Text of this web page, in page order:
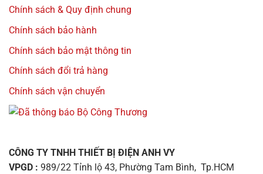
Chính sách & Quy định chung
Chính sách bảo hành
Chính sách bảo mật thông tin
Chính sách đổi trả hàng
Chính sách vận chuyển
CÔNG TY TNHH THIẾT BỊ ĐIỆN ANH VY
VPGD : 989/22 Tỉnh lộ 43, Phường Tam Bình, Tp.HCM